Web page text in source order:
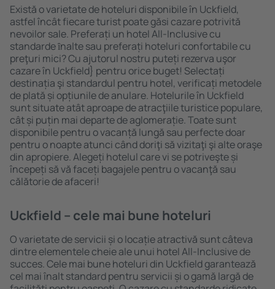
Există o varietate de hoteluri disponibile în Uckfield,
astfel încât fiecare turist poate găsi cazare potrivită
nevoilor sale. Preferați un hotel All-Inclusive cu
standarde ȋnalte sau preferați hoteluri confortabile cu
preţuri mici? Cu ajutorul nostru puteți rezerva uşor
cazare în Uckfield} pentru orice buget! Selectați
destinația şi standardul pentru hotel, verificați metodele
de plată și opțiunile de anulare. Hotelurile în Uckfield
sunt situate atât aproape de atracţiile turistice populare,
cât și puțin mai departe de aglomerație. Toate sunt
disponibile pentru o vacanță lungă sau perfecte doar
pentru o noapte atunci când doriţi să vizitaţi şi alte oraşe
din apropiere. Alegeți hotelul care vi se potriveşte și
începeți să vă faceți bagajele pentru o vacanţă sau
călătorie de afaceri!
Uckfield – cele mai bune hoteluri
O varietate de servicii și o locație atractivă sunt câteva
dintre elementele cheie ale unui hotel All-Inclusive de
succes. Cele mai bune hoteluri din Uckfield garantează
cel mai înalt standard pentru servicii și o gamă largă de